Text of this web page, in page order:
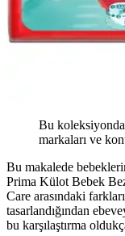
Bu koleksiyonda
markaları ve
Bu makalede
Prima Külot Bebek
Care arasındaki
tasarlandığından
bu karşılaştırma